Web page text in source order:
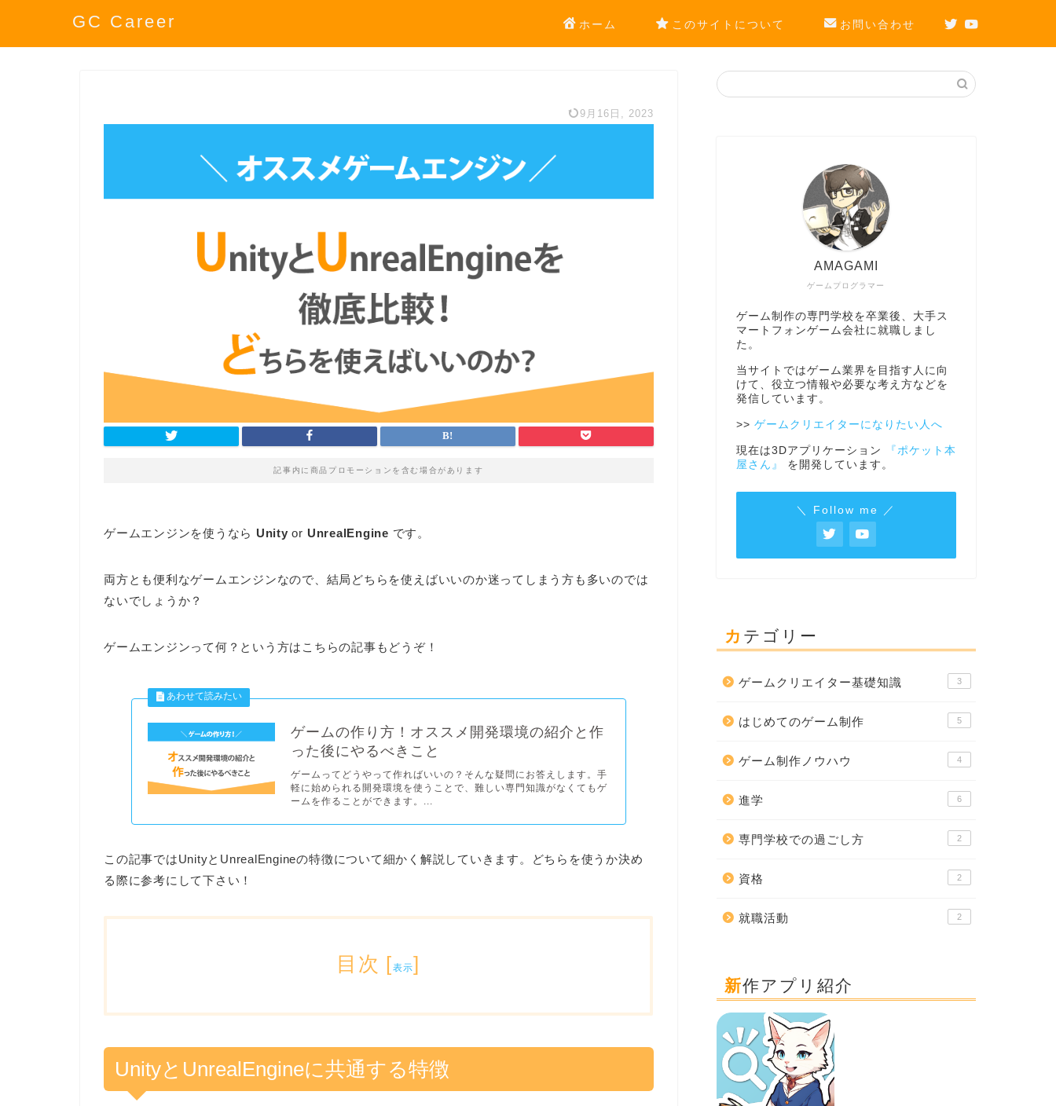
GC Career ホーム このサイトについて お問い合わせ
9月16日, 2023
記事内に商品プロモーションを含む場合があります
ゲームエンジンを使うなら Unity or UnrealEngine です。
両方とも便利なゲームエンジンなので、結局どちらを使えばいいのか迷ってしまう方も多いのでは
ないでしょうか？
ゲームエンジンって何？という方はこちらの記事もどうぞ！
ゲームの作り方！オススメ開発環境の紹介と作
った後にやるべきこと
ゲームってどうやって作ればいいの？そんな疑問にお答えします。手
軽に始められる開発環境を使うことで、難しい専門知識がなくてもゲ
ームを作ることができます。...
この記事ではUnityとUnrealEngineの特徴について細かく解説していきます。どちらを使うか決め
る際に参考にして下さい！
目次 [表示]
UnityとUnrealEngineに共通する特徴
ゲームプログラマー
AMAGAMI
ゲーム制作の専門学校を卒業後、大手ス
マートフォンゲーム会社に就職しまし
た。
当サイトではゲーム業界を目指す人に向
けて、役立つ情報や必要な考え方などを
発信しています。
>> ゲームクリエイターになりたい人へ
現在は3Dアプリケーション
『ポケット本
屋さん』
を開発しています。
＼ Follow me ／
カテゴリー
ゲームクリエイター基礎知識 3
はじめてのゲーム制作 5
ゲーム制作ノウハウ 4
進学 6
専門学校での過ごし方 2
資格 2
就職活動 2
新作アプリ紹介